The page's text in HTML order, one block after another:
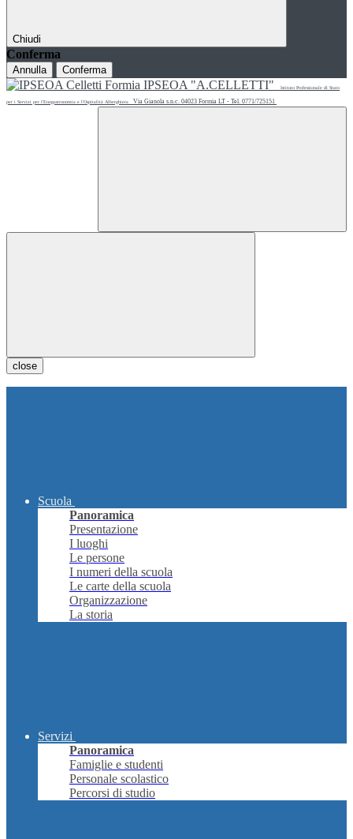
Chiudi
Conferma
Annulla Conferma
IPSEOA "A.CELLETTI" Istituto Professionale di Stato
per i Servizi per l'Enogastronomia e l'Ospitalità Alberghiera Via Gianola s.n.c. 04023 Formia LT - Tel. 0771/725151
close
Scuola
Panoramica
Presentazione
I luoghi
Le persone
I numeri della scuola
Le carte della scuola
Organizzazione
La storia
Servizi
Panoramica
Famiglie e studenti
Personale scolastico
Percorsi di studio